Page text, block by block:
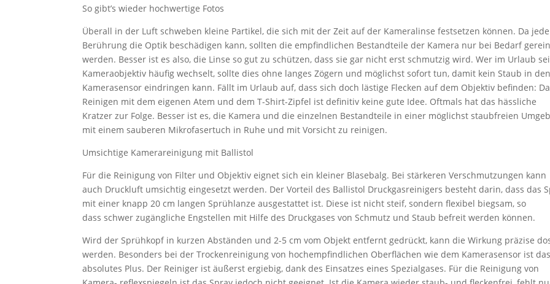
So gibt’s wieder hochwertige Fotos
Überall in der Luft schweben kleine Partikel, die sich mit der Zeit auf der Kameralinse festsetzen können. Da jede
Berührung die Optik beschädigen kann, sollten die empfindlichen Bestandteile der Kamera nur bei Bedarf
werden. Besser ist es also, die Linse so gut zu schützen, dass sie gar nicht erst schmutzig wird. Wer im Urlaub
Kameraobjektiv häufig wechselt, sollte dies ohne langes Zögern und möglichst sofort tun, damit kein Staub in den
Kamerasensor eindringen kann. Fällt im Urlaub auf, dass sich doch lästige Flecken auf dem Objektiv befinden:
Reinigen mit dem eigenen Atem und dem T-Shirt-Zipfel ist definitiv keine gute Idee. Oftmals hat das hässliche
Kratzer zur Folge. Besser ist es, die Kamera und die einzelnen Bestandteile in einer möglichst staubfreien
mit einem sauberen Mikrofasertuch in Ruhe und mit Vorsicht zu reinigen.
Umsichtige Kamerareinigung mit Ballistol
Für die Reinigung von Filter und Objektiv eignet sich ein kleiner Blasebalg. Bei stärkeren Verschmutzungen kann
auch Druckluft umsichtig eingesetzt werden. Der Vorteil des Ballistol Druckgasreinigers besteht darin, dass das
mit einer knapp 20 cm langen Sprühlanze ausgestattet ist. Diese ist nicht steif, sondern flexibel biegsam, so
dass schwer zugängliche Engstellen mit Hilfe des Druckgases von Schmutz und Staub befreit werden können.
Wird der Sprühkopf in kurzen Abständen und 2-5 cm vom Objekt entfernt gedrückt, kann die Wirkung präzise
werden. Besonders bei der Trockenreinigung von hochempfindlichen Oberflächen wie dem Kamerasensor ist
absolutes Plus. Der Reiniger ist äußerst ergiebig, dank des Einsatzes eines Spezialgases. Für die Reinigung von